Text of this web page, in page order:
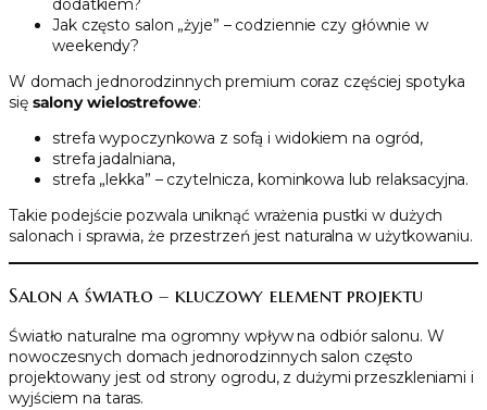
dodatkiem?
Jak często salon „żyje” – codziennie czy głównie w
weekendy?
W domach jednorodzinnych premium coraz częściej spotyka
się salony wielostrefowe:
strefa wypoczynkowa z sofą i widokiem na ogród,
strefa jadalniana,
strefa „lekka” – czytelnicza, kominkowa lub relaksacyjna.
Takie podejście pozwala uniknąć wrażenia pustki w dużych
salonach i sprawia, że przestrzeń jest naturalna w użytkowaniu.
Salon a światło – kluczowy element projektu
Światło naturalne ma ogromny wpływ na odbiór salonu. W
nowoczesnych domach jednorodzinnych salon często
projektowany jest od strony ogrodu, z dużymi przeszkleniami i
wyjściem na taras.